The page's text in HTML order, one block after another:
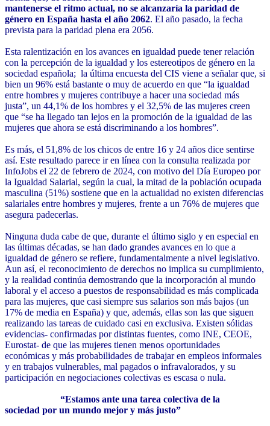
mantenerse el ritmo actual, no se alcanzaría la paridad de
género en España hasta el año 2062. El año pasado, la fecha
prevista para la paridad plena era 2056.
Esta ralentización en los avances en igualdad puede tener relación
con la percepción de la igualdad y los estereotipos de género en la
sociedad española; la última encuesta del CIS viene a señalar que, si
bien un 96% está bastante o muy de acuerdo en que “la igualdad
entre hombres y mujeres contribuye a hacer una sociedad más
justa”, un 44,1% de los hombres y el 32,5% de las mujeres creen
que “se ha llegado tan lejos en la promoción de la igualdad de las
mujeres que ahora se está discriminando a los hombres”.
Es más, el 51,8% de los chicos de entre 16 y 24 años dice sentirse
así. Este resultado parece ir en línea con la consulta realizada por
InfoJobs el 22 de febrero de 2024, con motivo del Día Europeo por
la Igualdad Salarial, según la cual, la mitad de la población ocupada
masculina (51%) sostiene que en la actualidad no existen diferencias
salariales entre hombres y mujeres, frente a un 76% de mujeres que
asegura padecerlas.
Ninguna duda cabe de que, durante el último siglo y en especial en
las últimas décadas, se han dado grandes avances en lo que a
igualdad de género se refiere, fundamentalmente a nivel legislativo.
Aun así, el reconocimiento de derechos no implica su cumplimiento,
y la realidad continúa demostrando que la incorporación al mundo
laboral y el acceso a puestos de responsabilidad es más complicada
para las mujeres, que casi siempre sus salarios son más bajos (un
17% de media en España) y que, además, ellas son las que siguen
realizando las tareas de cuidado casi en exclusiva. Existen sólidas
evidencias- confirmadas por distintas fuentes, como INE, CEOE,
Eurostat- de que las mujeres tienen menos oportunidades
económicas y más probabilidades de trabajar en empleos informales
y en trabajos vulnerables, mal pagados o infravalorados, y su
participación en negociaciones colectivas es escasa o nula.
“Estamos ante una tarea colectiva de la
sociedad por un mundo mejor y más justo”